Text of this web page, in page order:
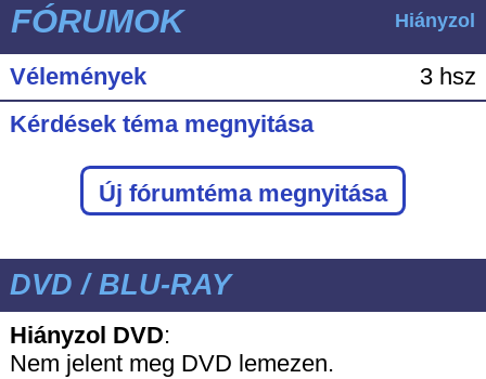
FÓRUMOK Hiányzol
Vélemények
3 hsz
Kérdések téma megnyitása
Új fórumtéma megnyitása
DVD / BLU-RAY
Hiányzol DVD:
Nem jelent meg DVD lemezen.